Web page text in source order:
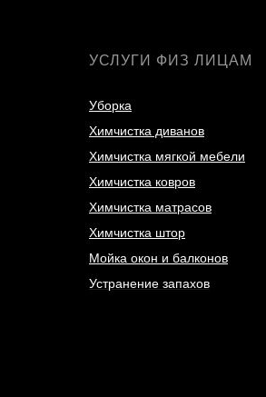
УСЛУГИ ФИЗ ЛИЦАМ
Уборка
Химчистка диванов
Химчистка мягкой мебели
Химчистка ковров
Химчистка матрасов
Химчистка штор
Мойка окон и балконов
Устранение запахов